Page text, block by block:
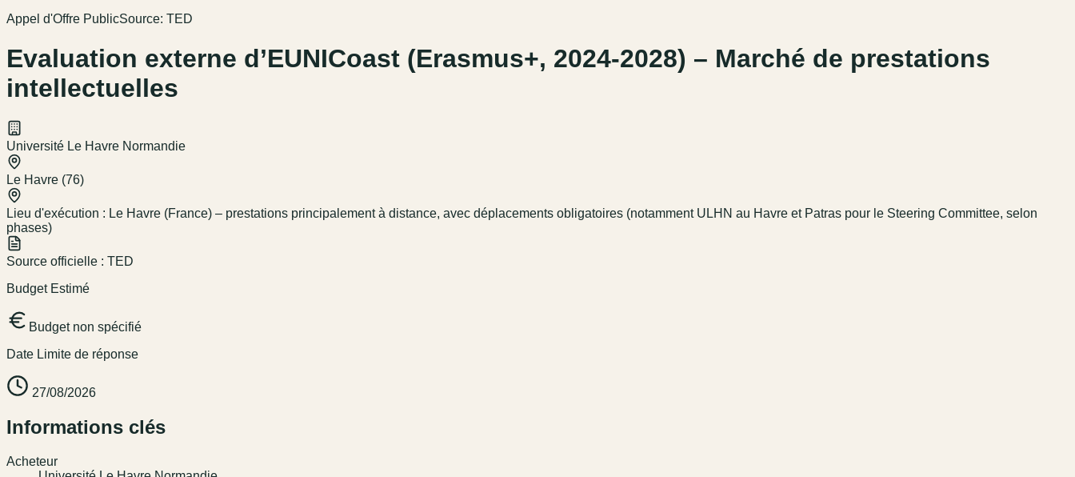
Appel d'Offre PublicSource: TED
Evaluation externe d’EUNICoast (Erasmus+, 2024-2028) – Marché de prestations
intellectuelles
Université Le Havre Normandie
Le Havre (76)
Lieu d'exécution : Le Havre (France) – prestations principalement à distance, avec déplacements obligatoires (notamment ULHN au Havre et Patras pour le Steering Committee, selon
phases)
Source officielle : TED
Budget Estimé
Budget non spécifié
Date Limite de réponse
27/08/2026
Informations clés
Acheteur